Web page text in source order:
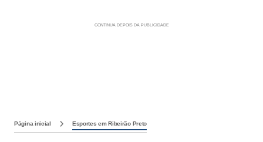
Página inicial Esportes em Ribeirão Preto